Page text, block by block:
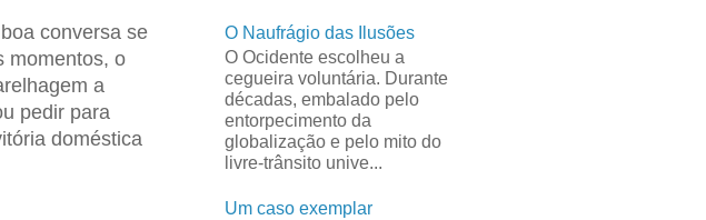
conversa se
momentos, o
a
pedir para
doméstica
O Naufrágio das Ilusões
O Ocidente escolheu a
cegueira voluntária. Durante
décadas, embalado pelo
entorpecimento da
globalização e pelo mito do
livre-trânsito unive...
Um caso exemplar